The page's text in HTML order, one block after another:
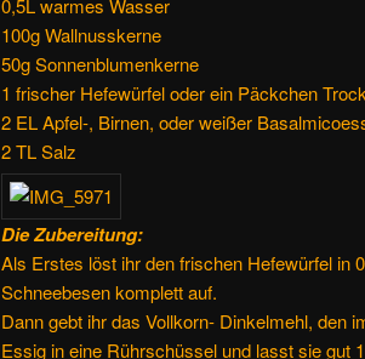
0,5L warmes Wasser
100g Wallnusskerne
50g Sonnenblumenkerne
1 frischer Hefewürfel oder ein Päckchen
2 EL Apfel-, Birnen, oder weißer
2 TL Salz
Die Zubereitung:
Als Erstes löst ihr den frischen Hefewürfel in
Schneebesen komplett auf.
Dann gebt ihr das Vollkorn- Dinkelmehl, den
Essig in eine Rührschüssel und lasst sie gut